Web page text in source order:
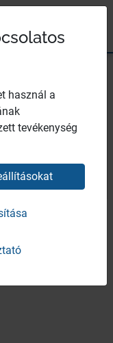
vagy
a zavartalan
használ a
tevékenység